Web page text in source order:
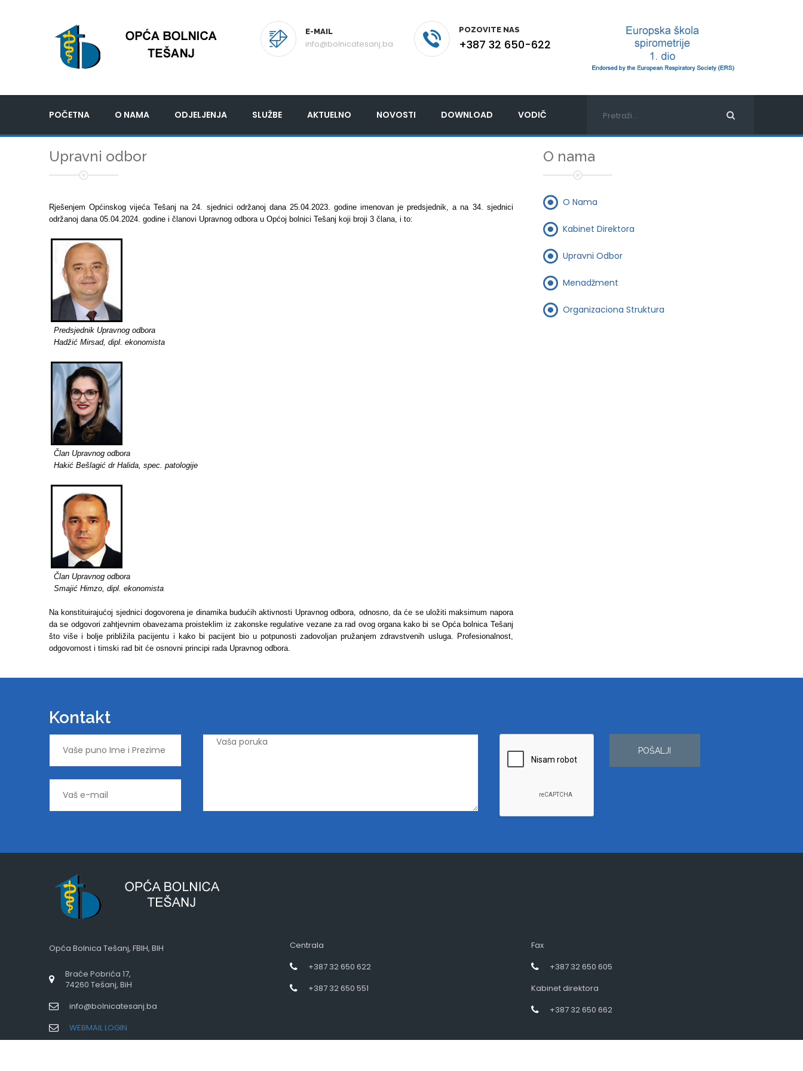
E-MAIL
info@bolnicatesanj.ba
POZOVITE NAS
+387 32 650-622
POČETNA O NAMA ODJELJENJA SLUŽBE AKTUELNO NOVOSTI DOWNLOAD VODIČ
Upravni odbor
Rješenjem Općinskog vijeća Tešanj na 24. sjednici održanoj dana 25.04.2023. godine imenovan je predsjednik, a na 34. sjednici
održanoj dana 05.04.2024. godine i članovi Upravnog odbora u Općoj bolnici Tešanj koji broji 3 člana, i to:
Predsjednik Upravnog odbora
Hadžić Mirsad, dipl. ekonomista
Član Upravnog odbora
Hakić Bešlagić dr Halida, spec. patologije
Član Upravnog odbora
Smajić Himzo, dipl. ekonomista
Na konstituirajućoj sjednici dogovorena je dinamika budućih aktivnosti Upravnog odbora, odnosno, da će se uložiti maksimum napora
da se odgovori zahtjevnim obavezama proisteklim iz zakonske regulative vezane za rad ovog organa kako bi se Opća bolnica Tešanj
što više i bolje približila pacijentu i kako bi pacijent bio u potpunosti zadovoljan pružanjem zdravstvenih usluga. Profesionalnost,
odgovornost i timski rad bit će osnovni principi rada Upravnog odbora.
O nama
O Nama
Kabinet Direktora
Upravni Odbor
Menadžment
Organizaciona Struktura
Kontakt
POŠALJI
Opća Bolnica Tešanj, FBIH, BIH
Braće Pobrića 17,
74260 Tešanj, BiH
info@bolnicatesanj.ba
WEBMAIL LOGIN
Centrala
+387 32 650 622
+387 32 650 551
Fax
+387 32 650 605
Kabinet direktora
+387 32 650 662